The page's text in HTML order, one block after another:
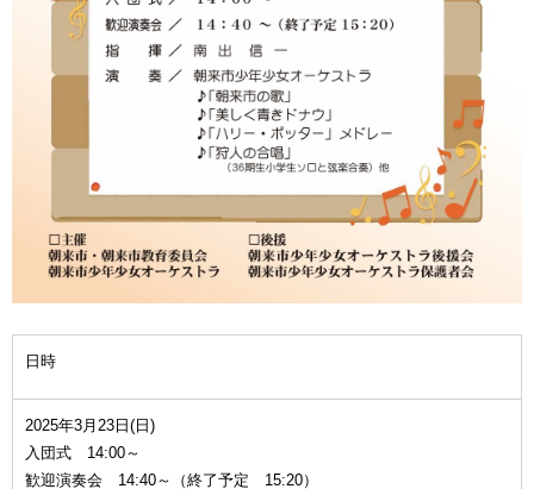
日時
2025年3月23日(日)
入団式 14:00～
歓迎演奏会 14:40～（終了予定 15:20）